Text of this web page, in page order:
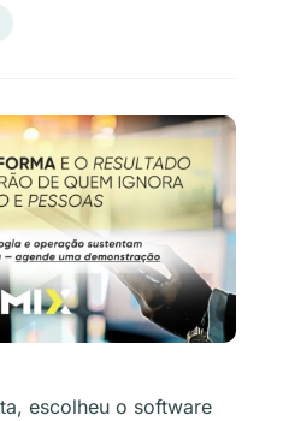
escolheu o software